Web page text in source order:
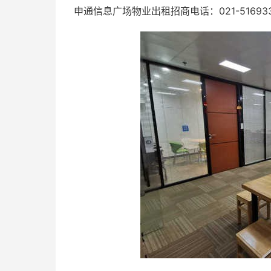
申通信息广场物业出租招商电话：021-